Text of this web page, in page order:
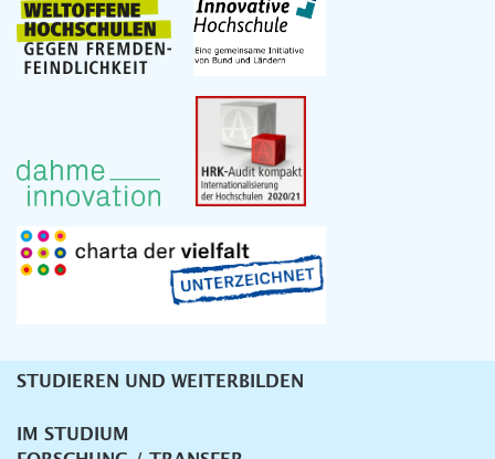
Unternavigation
STUDIEREN UND WEITERBILDEN
IM STUDIUM